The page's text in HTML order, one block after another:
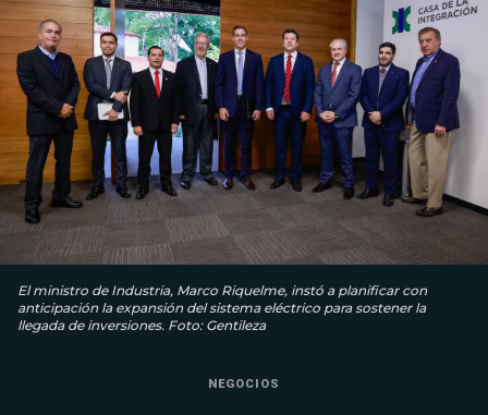
El ministro de Industria, Marco Riquelme, instó a planificar con
anticipación la expansión del sistema eléctrico para sostener la
llegada de inversiones. Foto: Gentileza
NEGOCIOS